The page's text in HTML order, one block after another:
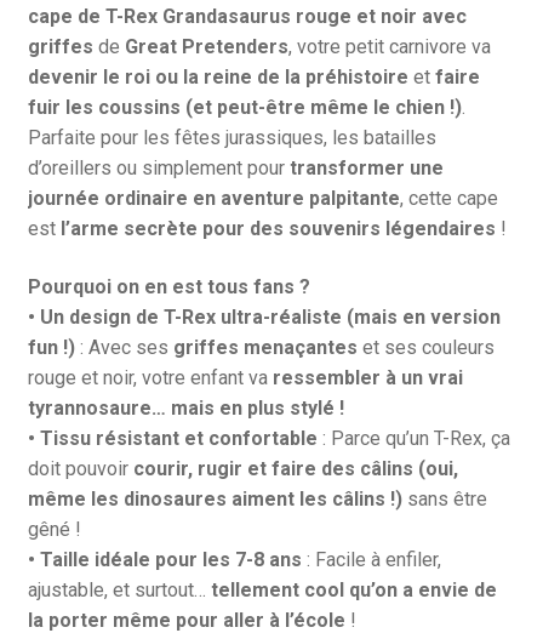
cape de T-Rex Grandasaurus rouge et noir avec
griffes de Great Pretenders, votre petit carnivore va
devenir le roi ou la reine de la préhistoire et faire
fuir les coussins (et peut-être même le chien !).
Parfaite pour les fêtes jurassiques, les batailles
d’oreillers ou simplement pour transformer une
journée ordinaire en aventure palpitante, cette cape
est l’arme secrète pour des souvenirs légendaires !
Pourquoi on en est tous fans ?
• Un design de T-Rex ultra-réaliste (mais en version
fun !): Avec ses griffes menaçantes et ses couleurs
rouge et noir, votre enfant va ressembler à un vrai
tyrannosaure… mais en plus stylé !
• Tissu résistant et confortable : Parce qu’un T-Rex, ça
doit pouvoir courir, rugir et faire des câlins (oui,
même les dinosaures aiment les câlins !)sans être
gêné !
• Taille idéale pour les 7-8 ans : Facile à enfiler,
ajustable, et surtout… tellement cool qu’on a envie de
la porter même pour aller à l’école !